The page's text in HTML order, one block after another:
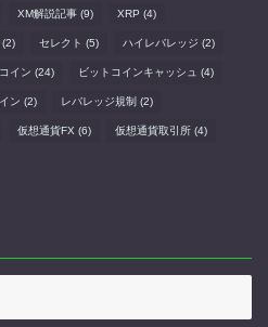
XM解説記事 (9) XRP (4)
(2) セレクト (5) ハイレバレッジ (2)
イン (24) ビットコインキャッシュ (4)
ン (2) レバレッジ規制 (2)
仮想通貨FX (6) 仮想通貨取引所 (4)